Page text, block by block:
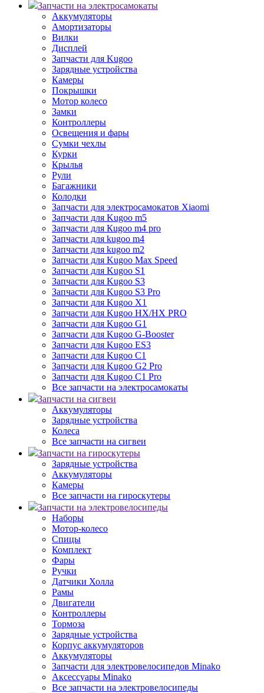
Запчасти на электросамокаты
Аккумуляторы
Амортизаторы
Вилки
Дисплей
Запчасти для Kugoo
Зарядные устройства
Камеры
Покрышки
Мотор колесо
Замки
Контроллеры
Освещения и фары
Сумки чехлы
Курки
Крылья
Рули
Багажники
Колодки
Запчасти для электросамокатов Xiaomi
Запчасти для Kugoo m5
Запчасти для Кugoo m4 pro
Запчасти для kugoo m4
Запчасти для kugoo m2
Запчасти для Kugoo Max Speed
Запчасти для Kugoo S1
Запчасти для Kugoo S3
Запчасти для Kugoo S3 Pro
Запчасти для Kugoo X1
Запчасти для Kugoo HX/HX PRO
Запчасти для Kugoo G1
Запчасти для Kugoo G-Booster
Запчасти для Kugoo ES3
Запчасти для Kugoo C1
Запчасти для Kugoo G2 Pro
Запчасти для Kugoo C1 Pro
Все запчасти на электросамокаты
Запчасти на сигвеи
Аккумуляторы
Зарядные устройства
Колеса
Все запчасти на сигвеи
Запчасти на гироскутеры
Зарядные устройства
Аккумуляторы
Камеры
Все запчасти на гироскутеры
Запчасти на электровелосипеды
Наборы
Мотор-колесо
Спицы
Комплект
Фары
Ручки
Датчики Холла
Рамы
Двигатели
Контроллеры
Тормоза
Зарядные устройства
Корпус аккумуляторов
Аккумуляторы
Запчасти для электровелосипедов Minako
Аксессуары Minako
Все запчасти на электровелосипеды